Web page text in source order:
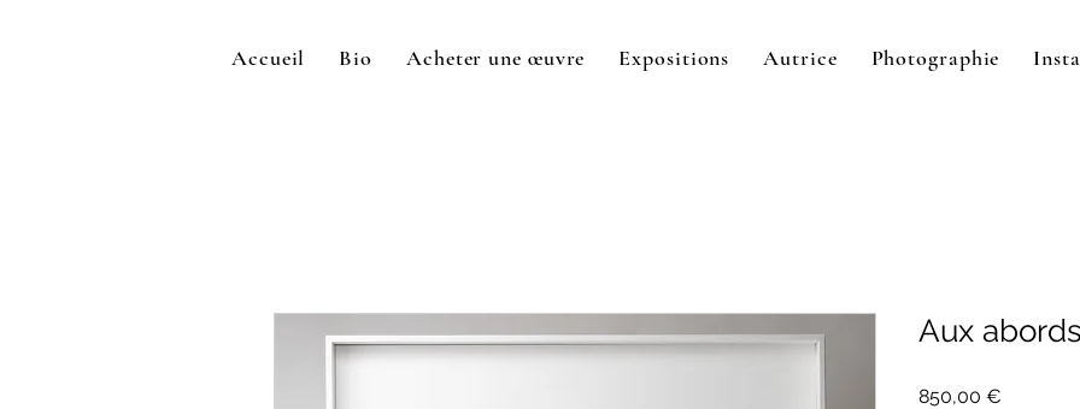
Accueil Bio Acheter une œuvre Expositions Autrice Photographie
Aux
850,00 €